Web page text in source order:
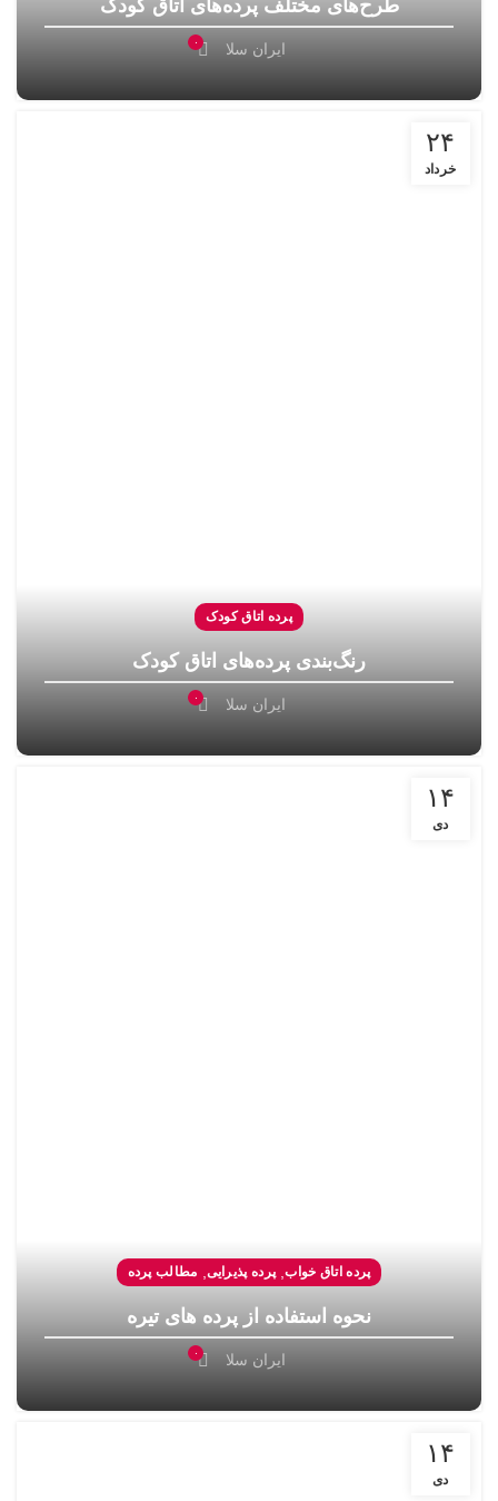
طرح‌های مختلف پرده‌های اتاق کودک
ایران سلا ۰
۲۴
خرداد
پرده اتاق کودک
رنگ‌بندی پرده‌های اتاق کودک
ایران سلا ۰
۱۴
دی
پرده اتاق خواب,پرده پذیرایی مطالب پرده
نحوه استفاده از پرده های تیره
ایران سلا ۰
۱۴
دی